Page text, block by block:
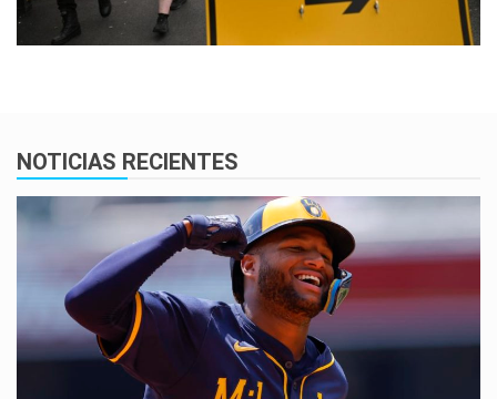
NOTICIAS RECIENTES